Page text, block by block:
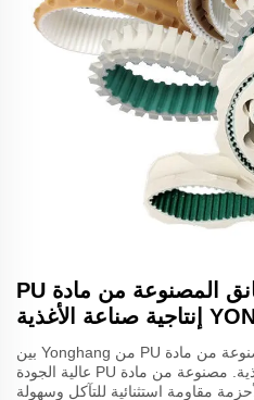
كيف تُعزز أحزمة النقانق المصنوعة من مادة PU
تجمع أحزمة السوسيس المصنوعة من مادة PU من Yonghang بين
المتانة والنظافة لصناعة الأغذية. مصنوعة من مادة PU عالية الجودة
مقاومة استثنائية للتآكل وسهولة